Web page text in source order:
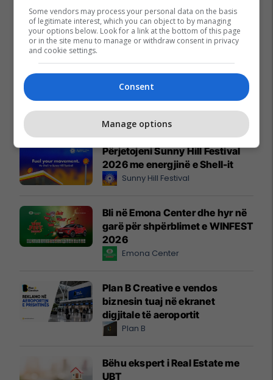
Promo Reklamo këtu
Përjetojeni Sunny Hill Festival
2026 me energjinë e Shell-it
Sunny Hill Festival
Bli në Emona Center dhe hyr në
garë për shpërblimet e WINFEST
2026
Emona Center
Plan B Creative e vendos
biznesin tuaj në ekranet
digjitale të aeroportit
Plan B
Bëhu ekspert i Real Estate me
UBT
Some vendors may process your personal data on the basis
of legitimate interest, which you can object to by managing
your options below. Look for a link at the bottom of this page
or in the site menu to manage or withdraw consent in privacy
and cookie settings.
Consent
Manage options